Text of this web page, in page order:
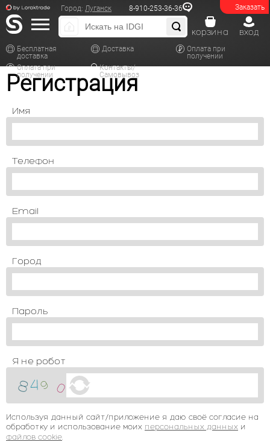
Заказать
Город: Луганск 8-910-253-36-36
Бесплатная
доставка
Доставка
Оплата при
получении
Оплата при
получении
Контакты/
Самовывоз
вход
корзина
Регистрация
Имя
Телефон
Email
Город
Пароль
Я не робот
Используя данный сайт/приложение я даю своё согласие на
обработку и использование моих персональных данных и
файлов cookie.